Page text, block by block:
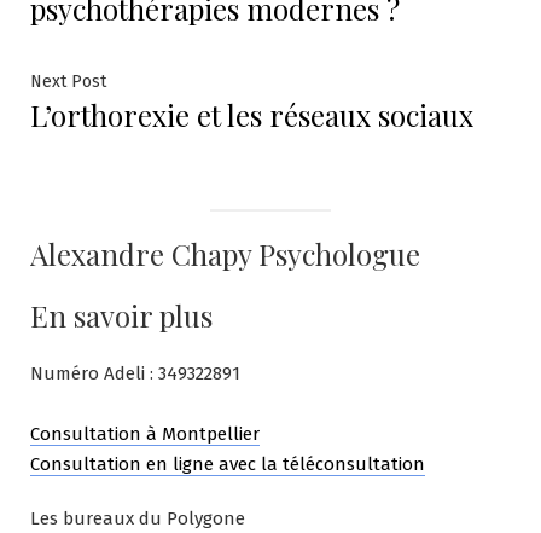
l’article
psychothérapies modernes ?
Next PostNext
post:
L’orthorexie et les réseaux sociaux
Alexandre Chapy Psychologue
En savoir plus
Numéro Adeli : 349322891
Consultation à Montpellier
Consultation en ligne avec la téléconsultation
Les bureaux du Polygone